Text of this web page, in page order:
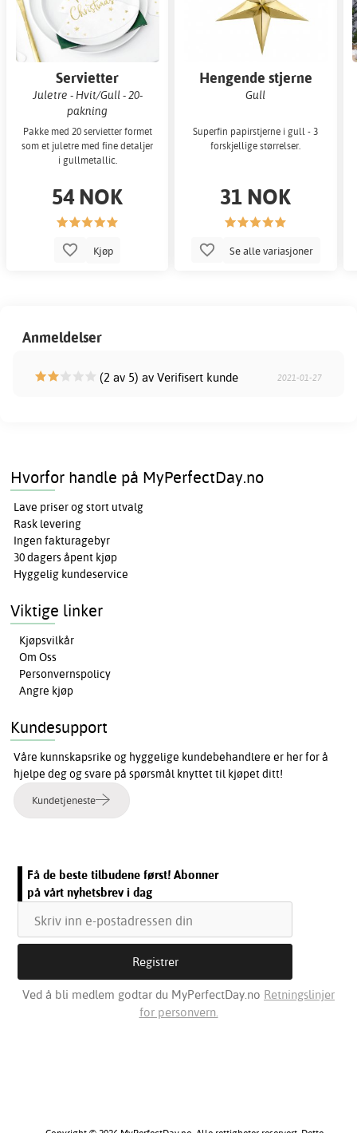
Servietter
Juletre - Hvit/Gull - 20-
pakning
Pakke med 20 servietter formet
som et juletre med fine detaljer
i gullmetallic.
54 NOK
Kjøp
Hengende stjerne
Gull
Superfin papirstjerne i gull - 3
forskjellige størrelser.
31 NOK
Se alle variasjoner
Anmeldelser
(2 av 5) av Verifisert kunde 2021-01-27
Hvorfor handle på MyPerfectDay.no
Lave priser og stort utvalg
Rask levering
Ingen fakturagebyr
30 dagers åpent kjøp
Hyggelig kundeservice
Viktige linker
Kjøpsvilkår
Om Oss
Personvernspolicy
Angre kjøp
Kundesupport
Våre kunnskapsrike og hyggelige kundebehandlere er her for å
hjelpe deg og svare på spørsmål knyttet til kjøpet ditt!
Kundetjeneste
Få de beste tilbudene først! Abonner
på vårt nyhetsbrev i dag
Ved å bli medlem godtar du MyPerfectDay.no Retningslinjer
for personvern.